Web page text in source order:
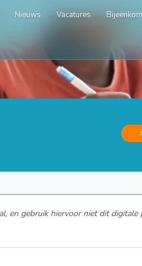
Nieuws Vacatures
en gebruik hiervoor niet dit digitale